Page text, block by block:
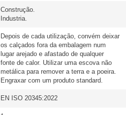
Construção.
Industria.
Depois de cada utilização, convém deixar
os calçados fora da embalagem num
lugar arejado e afastado de qualquer
fonte de calor. Utilizar uma escova não
metálica para remover a terra e a poeira.
Engraxar com um produto standard.
EN ISO 20345:2022